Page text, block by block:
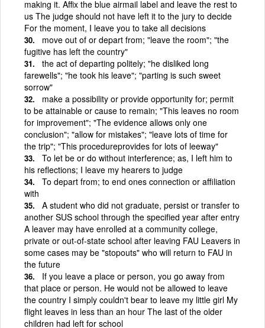
making it. Affix the blue airmail label and leave the rest to
us The judge should not have left it to the jury to decide
For the moment, I leave you to take all decisions
move out of or depart from; "leave the room"; "the
fugitive has left the country"
the act of departing politely; "he disliked long
farewells"; "he took his leave"; "parting is such sweet
sorrow"
make a possibility or provide opportunity for; permit
to be attainable or cause to remain; "This leaves no room
for improvement"; "The evidence allows only one
conclusion"; "allow for mistakes"; "leave lots of time for
the trip"; "This procedureprovides for lots of leeway"
To let be or do without interference; as, I left him to
his reflections; I leave my hearers to judge
To depart from; to end ones connection or affiliation
with
A student who did not graduate, persist or transfer to
another SUS school through the specified year after entry
A leaver may have enrolled at a community college,
private or out-of-state school after leaving FAU Leavers in
some cases may be "stopouts" who will return to FAU in
the future
If you leave a place or person, you go away from
that place or person. He would not be allowed to leave
the country I simply couldn't bear to leave my little girl My
flight leaves in less than an hour The last of the older
children had left for school